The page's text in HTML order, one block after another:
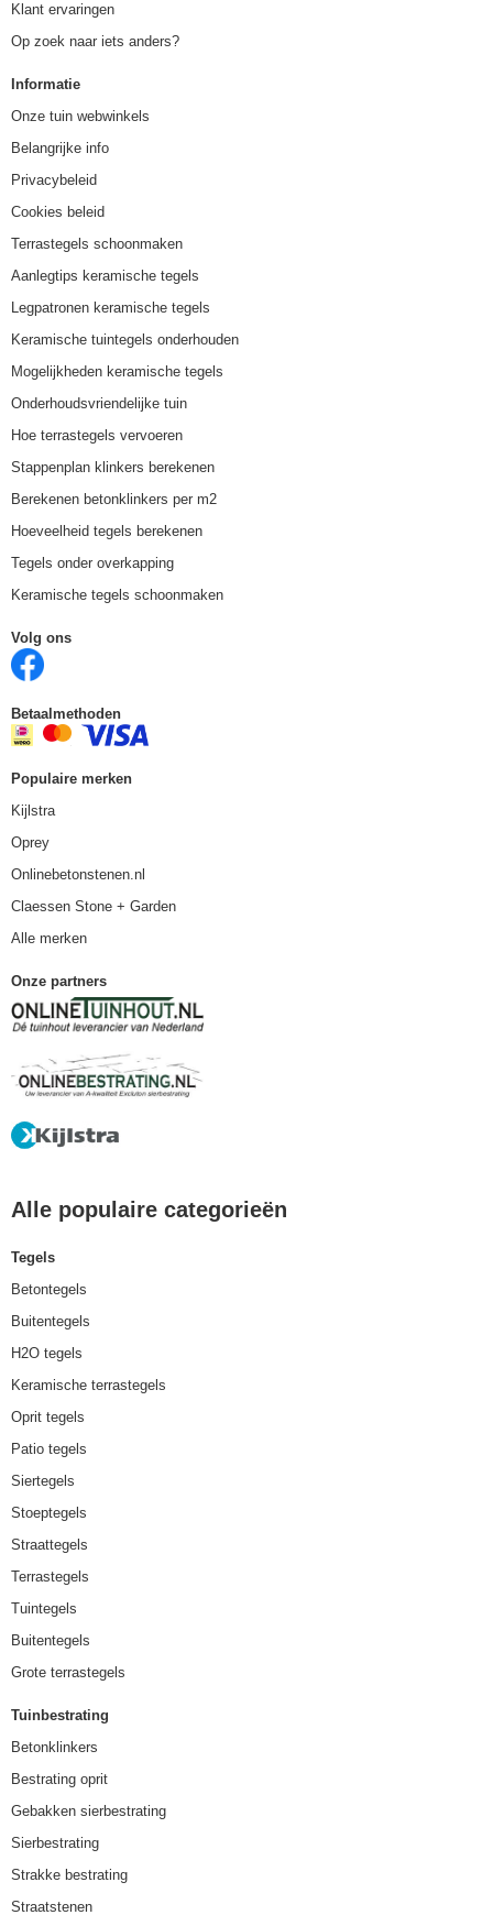
Klant ervaringen
Op zoek naar iets anders?
Informatie
Onze tuin webwinkels
Belangrijke info
Privacybeleid
Cookies beleid
Terrastegels schoonmaken
Aanlegtips keramische tegels
Legpatronen keramische tegels
Keramische tuintegels onderhouden
Mogelijkheden keramische tegels
Onderhoudsvriendelijke tuin
Hoe terrastegels vervoeren
Stappenplan klinkers berekenen
Berekenen betonklinkers per m2
Hoeveelheid tegels berekenen
Tegels onder overkapping
Keramische tegels schoonmaken
Volg ons
Betaalmethoden
Populaire merken
Kijlstra
Oprey
Onlinebetonstenen.nl
Claessen Stone + Garden
Alle merken
Onze partners
Alle populaire categorieën
Tegels
Betontegels
Buitentegels
H2O tegels
Keramische terrastegels
Oprit tegels
Patio tegels
Siertegels
Stoeptegels
Straattegels
Terrastegels
Tuintegels
Buitentegels
Grote terrastegels
Tuinbestrating
Betonklinkers
Bestrating oprit
Gebakken sierbestrating
Sierbestrating
Strakke bestrating
Straatstenen